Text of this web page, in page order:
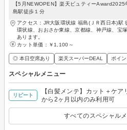
【5月NEWOPEN】楽天ビュティー
島駅徒歩１分
アクセス：JR大阪環状線 福島(ＪＲ西日本)駅
環状線、おおさか東線、京都線、神戸線、宝
あります。
カット単価： ￥1,100～
◎ 本日空席あり 楽天スーパーDEAL ポイ
スペシャルメニュー
リピート
【白髪メンテ】カット＋ケ
から2ヶ月以内のみ利用可
すべてのスペシャル